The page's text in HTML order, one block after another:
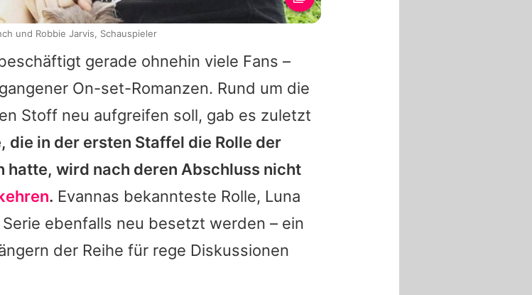
gerade ohnehin viele Fans –
On-set-Romanzen. Rund um die
Stoff neu aufgreifen soll, gab es zuletzt
die in der ersten Staffel die Rolle der
hatte, wird nach deren Abschluss nicht
. Evannas bekannteste Rolle, Luna
ebenfalls neu besetzt werden – ein
der Reihe für rege Diskussionen
und Robbie Jarvis, Schauspieler